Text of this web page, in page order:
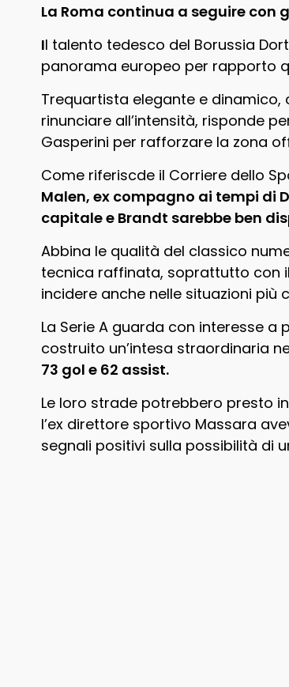
La Roma continua a seguire
Il talento tedesco del Borussia
panorama europeo per rapporto
Trequartista elegante e dinamico,
rinunciare all’intensità, risponde
Gasperini per rafforzare la zona
Come riferiscde il Corriere dello
Malen, ex compagno ai tempi di
capitale e Brandt sarebbe ben
Abbina le qualità del classico
tecnica raffinata, soprattutto con
incidere anche nelle situazioni più
La Serie A guarda con interesse a
costruito un’intesa straordinaria
73 gol e 62 assist.
Le loro strade potrebbero presto
l’ex direttore sportivo Massara
segnali positivi sulla possibilità di